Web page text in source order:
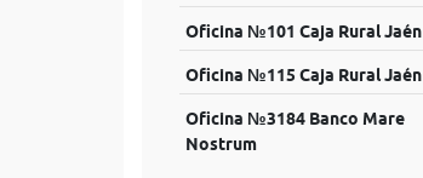
Oficina №101 Caja Rural Jaén
Oficina №115 Caja Rural Jaén
Oficina №3184 Banco Mare
Nostrum